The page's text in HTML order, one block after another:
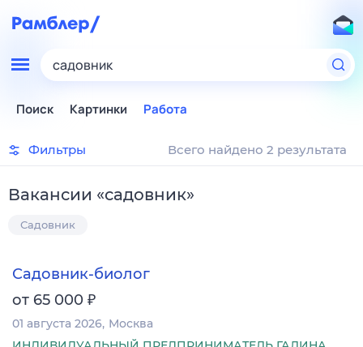
садовник
Поиск Картинки Работа
Фильтры Всего найдено 2 результата
Вакансии «садовник»
Садовник
Садовник-биолог
от 65 000 ₽
01 августа 2026 Москва